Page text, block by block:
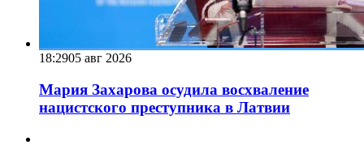
18:2905 авг 2026
Мария Захарова осудила восхваление
нацистского преступника в Латвии